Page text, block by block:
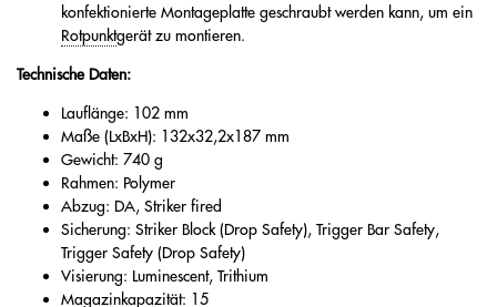
konfektionierte Montageplatte geschraubt werden kann, um ein
Rotpunktgerät zu montieren.
Technische Daten:
Lauflänge: 102 mm
Maße (LxBxH): 132x32,2x187 mm
Gewicht: 740 g
Rahmen: Polymer
Abzug: DA, Striker fired
Sicherung: Striker Block (Drop Safety), Trigger Bar Safety,
Trigger Safety (Drop Safety)
Visierung: Luminescent, Trithium
Magazinkapazität: 15